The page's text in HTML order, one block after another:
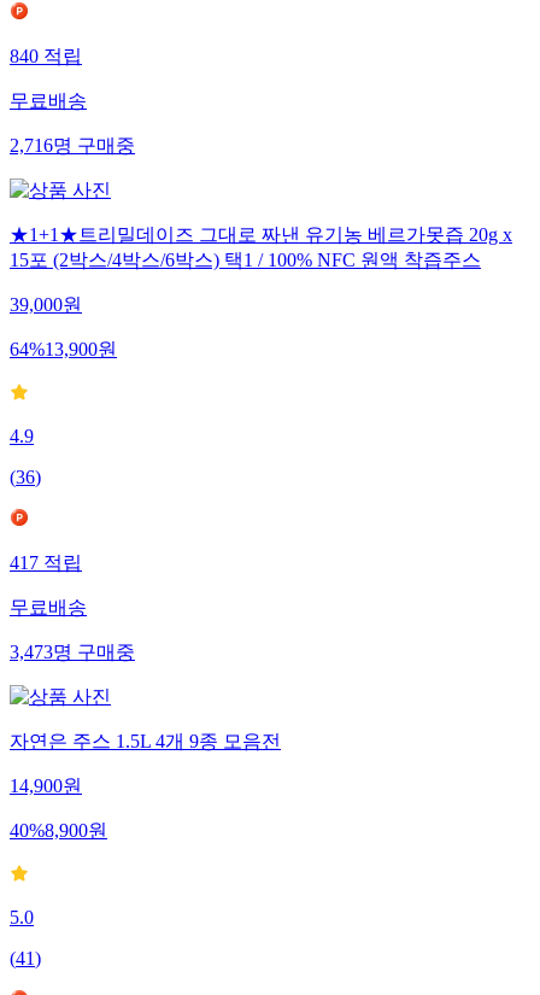
840적립
무료배송
2,716명구매중
★1+1★트리밀데이즈 그대로 짜낸 유기농 베르가못즙 20g x
15포 (2박스/4박스/6박스) 택1 / 100% NFC 원액 착즙주스
39,000원
64%13,900원
4.9
(36)
417적립
무료배송
3,473명구매중
자연은 주스 1.5L 4개 9종 모음전
14,900원
40%8,900원
5.0
(41)